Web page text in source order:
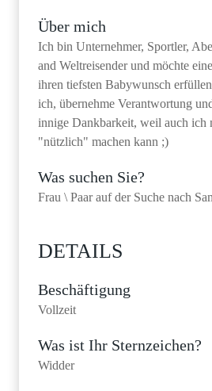
Über mich
Ich bin Unternehmer, Sportler,
and Weltreisender und möchte
ihren tiefsten Babywunsch
ich, übernehme Verantwortung
innige Dankbarkeit, weil auch ich
"nützlich" machen kann ;)
Was suchen Sie?
Frau \ Paar auf der Suche nach
DETAILS
Beschäftigung
Vollzeit
Was ist Ihr Sternzeichen?
Widder